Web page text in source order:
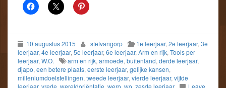
10 augustus 2015 stefvangorp 1e leerjaar, 2e leerjaar, 3e
leerjaar, 4e leerjaar, 5e leerjaar, 6e leerjaar, Arm en rijk, Tools per
leerjaar, W.O. arm en rijk, armoede, buitenland, derde leerjaar,
djapo, een betere plaats, eerste leerjaar, gelijke kansen,
milleniumdoelstellingen, tweede leerjaar, vierde leerjaar, vijfde